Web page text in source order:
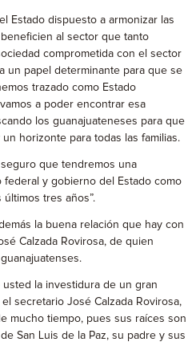
Estado dispuesto a armonizar las
al sector que tanto
comprometida con el sector
un papel determinante para que se
trazado como Estado
a poder encontrar esa
los guanajuateneses para que
horizonte para todas las familias.
que tendremos una
y gobierno del Estado como
tres años”.
la buena relación que hay con
Calzada Rovirosa, de quien
la investidura de un gran
secretario José Calzada Rovirosa,
mucho tiempo, pues sus raíces son
San Luis de la Paz, su padre y sus